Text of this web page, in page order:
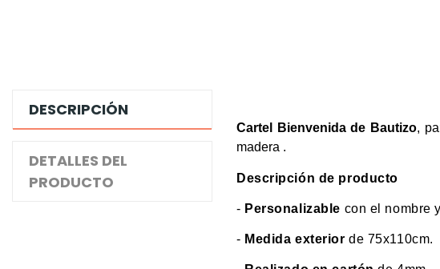
DESCRIPCIÓN
DETALLES DEL
PRODUCTO
Cartel Bienvenida de Bautizo,
madera .
Descripción de producto
- Personalizable con el nombre
- Medida exterior de 75x110cm.